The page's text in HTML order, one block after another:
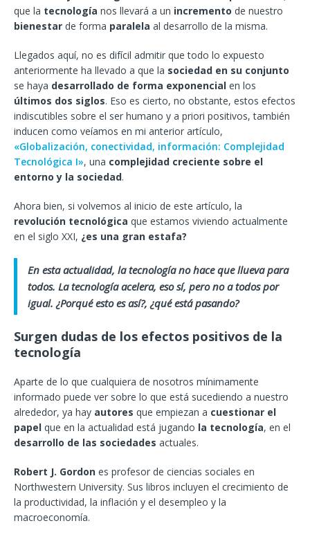
que la tecnología nos llevará a un incremento de nuestro
bienestar de forma paralela al desarrollo de la misma.
Llegados aquí, no es difícil admitir que todo lo expuesto
anteriormente ha llevado a que la sociedad en su conjunto
se haya desarrollado de forma exponencial en los
últimos dos siglos. Eso es cierto, no obstante, estos efectos
indiscutibles sobre el ser humano y a priori positivos, también
inducen como veíamos en mi anterior artículo,
«Globalización, conectividad, información: Complejidad
Tecnológica I», una complejidad creciente sobre el
entorno y la sociedad.
Ahora bien, si volvemos al inicio de este artículo, la
revolución tecnológica que estamos viviendo actualmente
en el siglo XXI, ¿es una gran estafa?
En esta actualidad, la tecnología no hace que llueva para
todos. La tecnología acelera, eso sí, pero no a todos por
igual. ¿Porqué esto es así?, ¿qué está pasando?
Surgen dudas de los efectos positivos de la
tecnología
Aparte de lo que cualquiera de nosotros mínimamente
informado puede ver sobre lo que está sucediendo a nuestro
alrededor, ya hay autores que empiezan a cuestionar el
papel que en la actualidad está jugando la tecnología, en el
desarrollo de las sociedades actuales.
Robert J. Gordon es profesor de ciencias sociales en
Northwestern University. Sus libros incluyen el crecimiento de
la productividad, la inflación y el desempleo y la
macroeconomía.